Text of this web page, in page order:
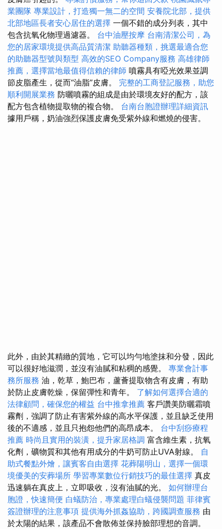
業團隊 專業設計，打造獨一無二的空間 安養院北部，提供
北部地區長者安心居住的選擇 一個不錯的成分列表，其中
包含抗氧化物理過濾器。 台中油壓按摩 台南清潔公司，為
您的居家環境提供高品質清潔 助聽器種類，挑選最適合您
的助聽器型號與類型 高效的SEO Company服務 高雄律師
推薦，選擇當地最值得信賴的律師 噴霧具有啞光效果並調
節皮脂產生，從而“油脂”皮膚。 完整的工商登記服務，助您
順利開展業務 防曬噴霧的組成是由於環境友好的配方，該
配方包含植物提取物的複合物。 台南台胞證辦理詳細資訊
據用戶稱，奶油強烈保護皮膚免受紫外線和燃燒的侵害。
此外，由於其精緻的質地，它可以均勻地塗抹和分發，因此
可以很好地滋潤，並沒有油膩和粘稠的感覺。 專業會計事
務所服務 油，乾草，鮑巴布，蘆薈提取物含有皮膚，有助
於防止皮膚乾燥，保留彈性和青年。 了解如何選擇合適的
法律顧問，確保您的權益 台中推拿推薦 客戶讚美防曬霜噴
霧劑，強調了防止有害紫外線的高水平保護，並且缺乏使用
後的不適感，並且只抱怨他們的高昂成本。 台中刮痧療程
推薦 時尚且實用的裝潢，提升家居格調 富含維生素，抗氧
化劑，礦物質和其他有用成分的牛奶可防止UVA射線。 自
助式餐點外燴，讓賓客自由選擇 花葬陽明山，選擇一個環
境優美的安葬場所 學習專業數位行銷技巧的最佳選擇 真皮
迅速躺在真皮上，立即吸收，沒有油膩的光。 如何辦理台
胞證，快速簡便 白蟻防治，專業處理白蟻侵襲問題 菲律賓
簽證辦理的注意事項 提供海外抓姦協助，跨國調查服務 由
於太陽的結果，該產品不會散佈並保持臉部理想的音調。